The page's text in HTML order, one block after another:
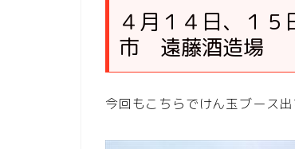
４月１４日、１
市 遠藤酒造場
今回もこちらでけん玉ブース出